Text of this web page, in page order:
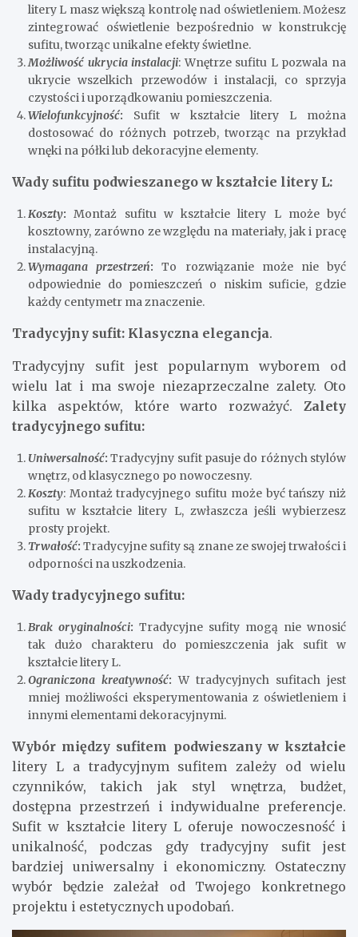
litery L masz większą kontrolę nad oświetleniem. Możesz
zintegrować oświetlenie bezpośrednio w konstrukcję
sufitu, tworząc unikalne efekty świetlne.
Możliwość ukrycia instalacji: Wnętrze sufitu L pozwala na
ukrycie wszelkich przewodów i instalacji, co sprzyja
czystości i uporządkowaniu pomieszczenia.
Wielofunkcyjność: Sufit w kształcie litery L można
dostosować do różnych potrzeb, tworząc na przykład
wnęki na półki lub dekoracyjne elementy.
Wady sufitu podwieszanego w kształcie litery L:
Koszty: Montaż sufitu w kształcie litery L może być
kosztowny, zarówno ze względu na materiały, jak i pracę
instalacyjną.
Wymagana przestrzeń: To rozwiązanie może nie być
odpowiednie do pomieszczeń o niskim suficie, gdzie
każdy centymetr ma znaczenie.
Tradycyjny sufit: Klasyczna elegancja.
Tradycyjny sufit jest popularnym wyborem od
wielu lat i ma swoje niezaprzeczalne zalety. Oto
kilka aspektów, które warto rozważyć. Zalety
tradycyjnego sufitu:
Uniwersalność: Tradycyjny sufit pasuje do różnych stylów
wnętrz, od klasycznego po nowoczesny.
Koszty: Montaż tradycyjnego sufitu może być tańszy niż
sufitu w kształcie litery L, zwłaszcza jeśli wybierzesz
prosty projekt.
Trwałość: Tradycyjne sufity są znane ze swojej trwałości i
odporności na uszkodzenia.
Wady tradycyjnego sufitu:
Brak oryginalności: Tradycyjne sufity mogą nie wnosić
tak dużo charakteru do pomieszczenia jak sufit w
kształcie litery L.
Ograniczona kreatywność: W tradycyjnych sufitach jest
mniej możliwości eksperymentowania z oświetleniem i
innymi elementami dekoracyjnymi.
Wybór między sufitem podwieszany w kształcie
litery L a tradycyjnym sufitem zależy od wielu
czynników, takich jak styl wnętrza, budżet,
dostępna przestrzeń i indywidualne preferencje.
Sufit w kształcie litery L oferuje nowoczesność i
unikalność, podczas gdy tradycyjny sufit jest
bardziej uniwersalny i ekonomiczny. Ostateczny
wybór będzie zależał od Twojego konkretnego
projektu i estetycznych upodobań.